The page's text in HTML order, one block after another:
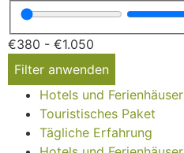
€380 - €1.050
Filter anwenden
Hotels und Ferienhäuser
Touristisches Paket
Tägliche Erfahrung